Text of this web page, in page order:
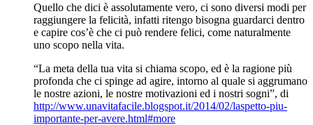
Quello che dici è assolutamente vero, ci sono diversi modi per
raggiungere la felicità, infatti ritengo bisogna guardarci dentro
e capire cos’è che ci può rendere felici, come naturalmente
uno scopo nella vita.
“La meta della tua vita si chiama scopo, ed è la ragione più
profonda che ci spinge ad agire, intorno al quale si aggrumano
le nostre azioni, le nostre motivazioni ed i nostri sogni”, di
http://www.unavitafacile.blogspot.it/2014/02/laspetto-piu-
importante-per-avere.html#more